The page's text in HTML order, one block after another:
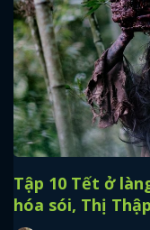
Tập 10 Tết ở
hóa sói, Thị